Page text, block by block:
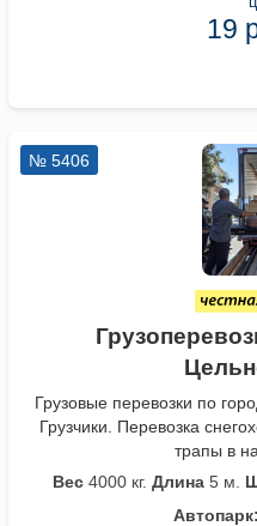
19
№ 5406
Грузовые перевозки по
Грузчики. Перевозка
трапы в
Вес 4000 кг. Длина 5 м.
Автопарк: